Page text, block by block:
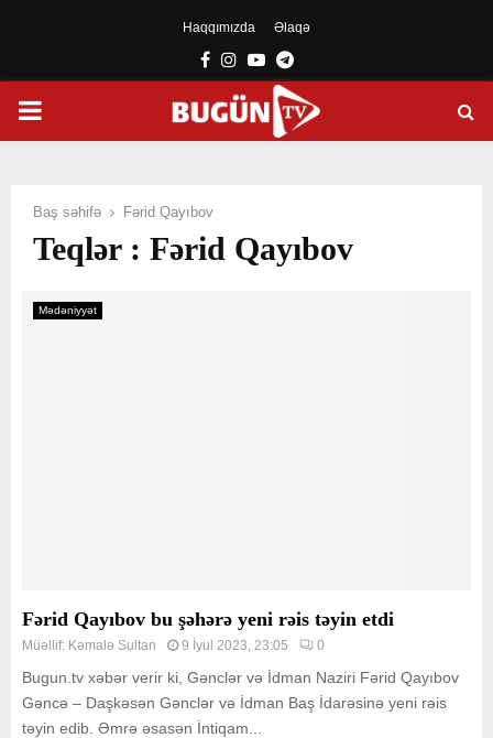
Haqqımızda Əlaqə
Facebook
Instagram
YoutubeTelegram
PRIMARY
Baş səhifə Fərid Qayıbov
Teqlər : Fərid Qayıbov
Mədəniyyət
Fərid Qayıbov bu şəhərə yeni rəis təyin etdi
Müəllif: Kəmalə Sultan 9 İyul 2023, 23:05 0
Bugun.tv xəbər verir ki, Gənclər və İdman Naziri Fərid Qayıbov
Gəncə – Daşkəsən Gənclər və İdman Baş İdarəsinə yeni rəis
təyin edib. Əmrə əsasən İntiqam...